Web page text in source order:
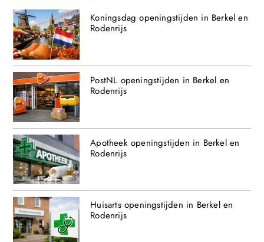
Koningsdag openingstijden in Berkel en
Rodenrijs
PostNL openingstijden in Berkel en
Rodenrijs
Apotheek openingstijden in Berkel en
Rodenrijs
Huisarts openingstijden in Berkel en
Rodenrijs